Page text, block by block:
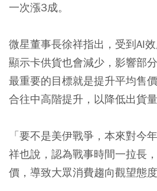
一次漲3成。
微星董事長徐祥指出，受到AI
顯示卡供貨也會減少，影響部
最重要的目標就是提升平均售
合往中高階提升，以降低出貨量
「要不是美伊戰爭，本來對今
祥也說，認為戰事時間一拉長
價，導致大眾消費趨向觀望態度